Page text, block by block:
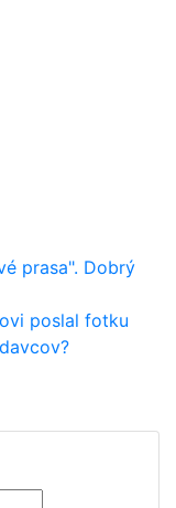
prasa". Dobrý
poslal fotku